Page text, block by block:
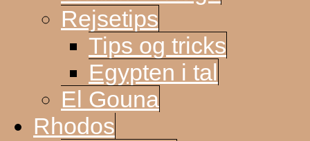
Rejsetips
Tips og tricks
Egypten i tal
El Gouna
Rhodos